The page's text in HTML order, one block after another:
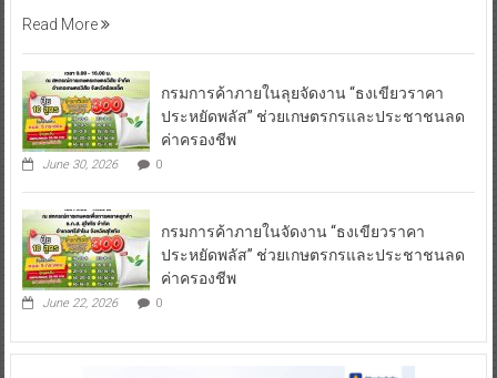
Read More
กรมการค้าภายในลุยจัดงาน “ธงเขียวราคา
ประหยัดพลัส” ช่วยเกษตรกรและประชาชนลด
ค่าครองชีพ
June 30, 2026 0
กรมการค้าภายในจัดงาน “ธงเขียวราคา
ประหยัดพลัส” ช่วยเกษตรกรและประชาชนลด
ค่าครองชีพ
June 22, 2026 0